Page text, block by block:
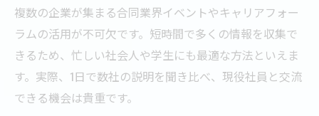
複数の企業が集まる合同業界イベントやキャリアフォー
ラムの活用が不可欠です。短時間で多くの情報を収集で
きるため、忙しい社会人や学生にも最適な方法といえま
す。実際、1日で数社の説明を聞き比べ、現役社員と交流
できる機会は貴重です。